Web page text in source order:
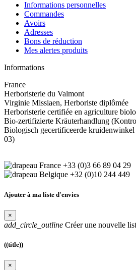
Informations personnelles
Commandes
Avoirs
Adresses
Bons de réduction
Mes alertes produits
Informations
France
Herboristerie du Valmont
Virginie Missiaen, Herboriste diplômée
Herboristerie certifiée en agriculture
Bio-zertifizierte Kräuterhandlung
Biologisch gecertificeerde
03)
+33 (0)3 66 89 04 29
+32 (0)10 244 449
Ajouter à ma liste d'envies
×
add_circle_outline Créer une nouvelle
((title))
×